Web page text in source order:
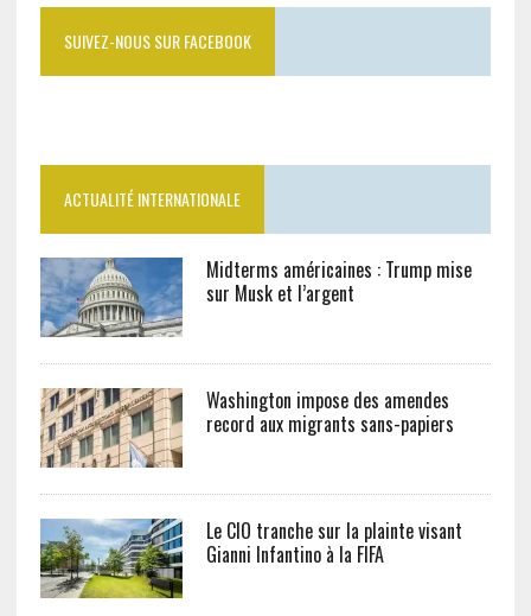
SUIVEZ-NOUS SUR FACEBOOK
ACTUALITÉ INTERNATIONALE
Midterms américaines : Trump mise
sur Musk et l’argent
Washington impose des amendes
record aux migrants sans-papiers
Le CIO tranche sur la plainte visant
Gianni Infantino à la FIFA